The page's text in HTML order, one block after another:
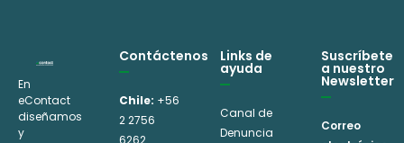
En
eContact
diseñamos
y
Contáctenos
Chile: +56
2 2756
6262
Links de
ayuda
Canal de
Denuncia
Suscríbete
a nuestro
Newsletter
Correo